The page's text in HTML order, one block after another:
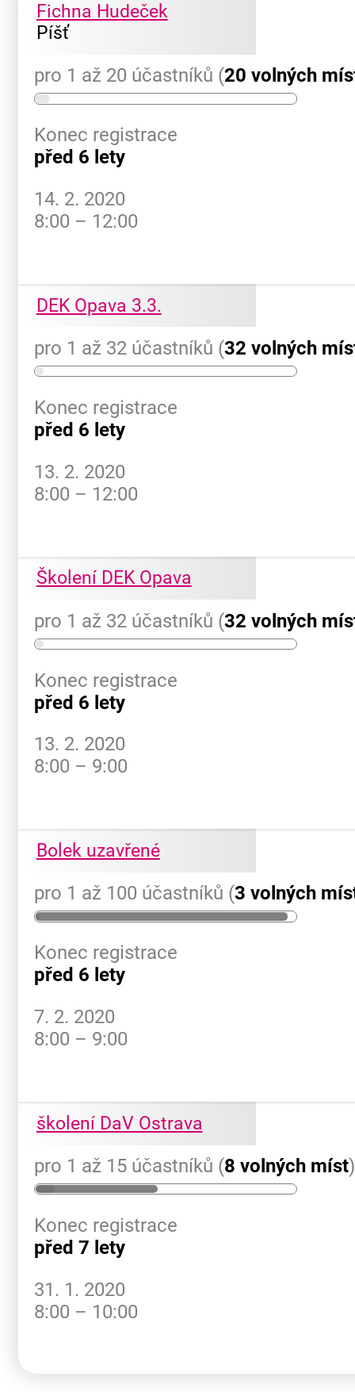
Fichna Hudeček
Píšť
pro 1 až 20 účastníků (20 volných
Konec registrace
před 6 lety
14. 2. 2020
8:00 – 12:00
DEK Opava 3.3.
pro 1 až 32 účastníků (32 volných
Konec registrace
před 6 lety
13. 2. 2020
8:00 – 12:00
Školení DEK Opava
pro 1 až 32 účastníků (32 volných
Konec registrace
před 6 lety
13. 2. 2020
8:00 – 9:00
Bolek uzavřené
pro 1 až 100 účastníků (3 volných
Konec registrace
před 6 lety
7. 2. 2020
8:00 – 9:00
školení DaV Ostrava
pro 1 až 15 účastníků (8 volných míst)
Konec registrace
před 7 lety
31. 1. 2020
8:00 – 10:00